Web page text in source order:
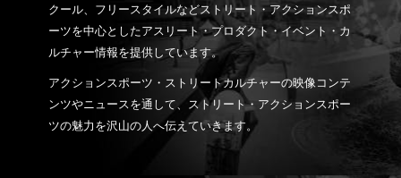
クール、フリースタイルなどストリート・アクションスポ
ーツを中心としたアスリート・プロダクト・イベント・カ
ルチャー情報を提供しています。
アクションスポーツ・ストリートカルチャーの映像コンテ
ンツやニュースを通して、ストリート・アクションスポー
ツの魅力を沢山の人へ伝えていきます。